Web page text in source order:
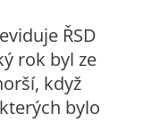
ŘSD
rok byl ze
když
bylo